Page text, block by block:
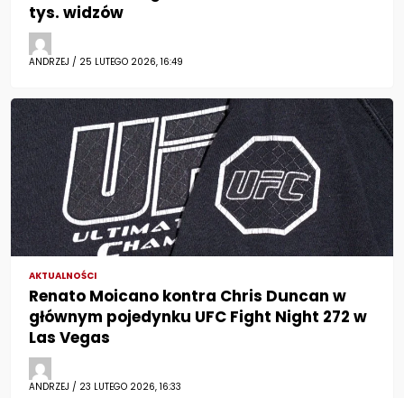
tys. widzów
ANDRZEJ / 25 LUTEGO 2026, 16:49
AKTUALNOŚCI
Renato Moicano kontra Chris Duncan w
głównym pojedynku UFC Fight Night 272 w
Las Vegas
ANDRZEJ / 23 LUTEGO 2026, 16:33